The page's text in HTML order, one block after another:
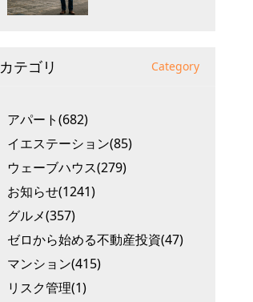
カテゴリ Category
アパート(682)
イエステーション(85)
ウェーブハウス(279)
お知らせ(1241)
グルメ(357)
ゼロから始める不動産投資(47)
マンション(415)
リスク管理(1)